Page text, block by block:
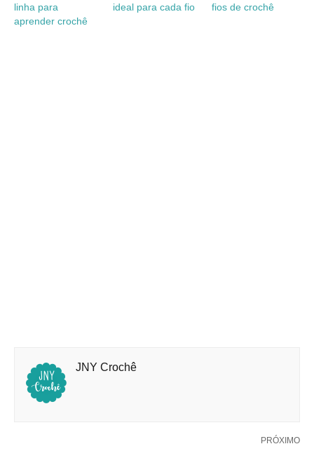
linha para
aprender crochê
ideal para cada fio
fios de crochê
JNY Crochê
PRÓXIMO